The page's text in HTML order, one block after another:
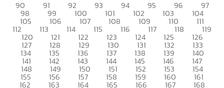
90 91 92 93 94 95 96 97
98 99 100 101 102 103 104
105 106 107 108 109 110 111
112 113 114 115 116 117 118 119
120 121 122 123 124 125 126
127 128 129 130 131 132 133
134 135 136 137 138 139 140
141 142 143 144 145 146 147
148 149 150 151 152 153 154
155 156 157 158 159 160 161
162 163 164 165 166 167 168